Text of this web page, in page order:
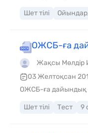
Шет тілі
ОЖСБ-ға
Жақсы Мөлдір
03 Желтоқсан
ОЖСБ-ға дайындық
Шет тілі Тест 9